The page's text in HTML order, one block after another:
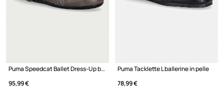
Puma Speedcat Ballet Dress-Up ballerine in pelle
95,99 €
Puma Tacklette L ballerine in pelle
78,99 €